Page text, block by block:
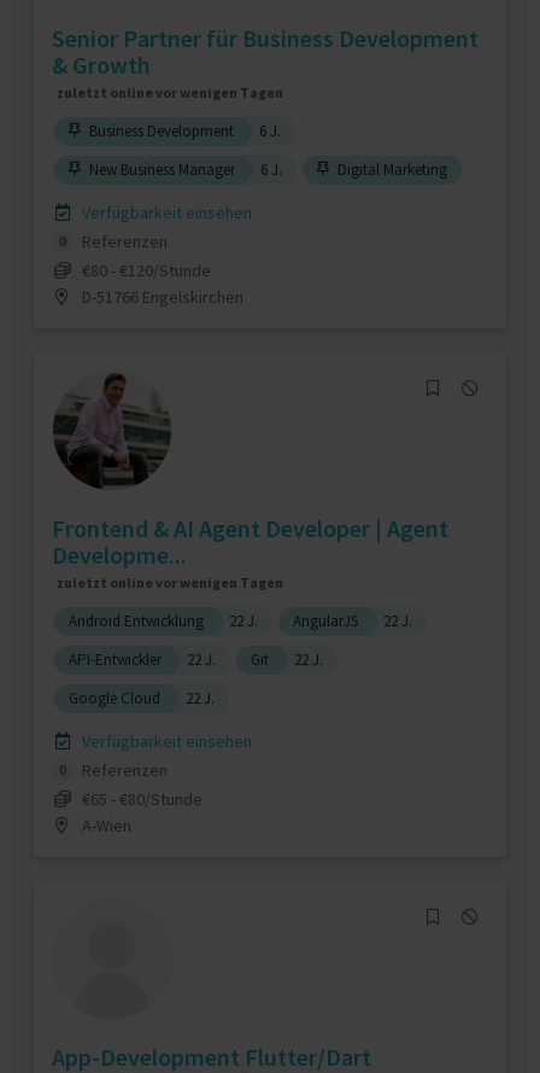
Senior Partner für Business Development
& Growth
zuletzt online vor wenigen Tagen
Business Development
6 J.
New Business Manager
6 J. Digital Marketing
Verfügbarkeit einsehen
0
Referenzen
€80 - €120/Stunde
D-51766 Engelskirchen
Frontend & AI Agent Developer | Agent
Developme...
zuletzt online vor wenigen Tagen
Android Entwicklung 22 J. AngularJS
22 J.
API-Entwickler
22 J. Git
22 J.
Google Cloud
22 J.
Verfügbarkeit einsehen
0
Referenzen
€65 - €80/Stunde
A-Wien
App-Development Flutter/Dart